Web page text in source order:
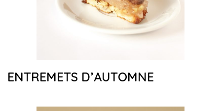
ENTREMETS D’AUTOMNE